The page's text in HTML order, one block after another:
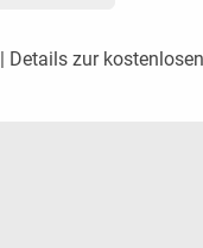
| Details zur